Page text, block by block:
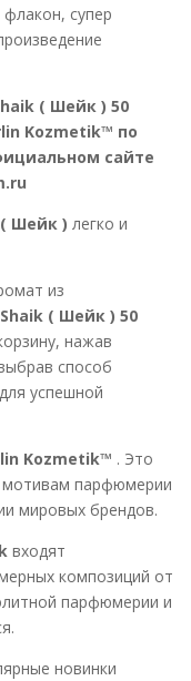
супер
( Шейк ) 50
Kozmetik™ по
сайте
Шейк ) легко и
из
( Шейк ) 50
нажав
способ
успешной
Kozmetik™ . Это
парфюмерии
мировых брендов.
входят
композиций от
парфюмерии и
новинки